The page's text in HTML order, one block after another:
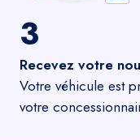
3
Recevez votre
Votre véhicule est
votre